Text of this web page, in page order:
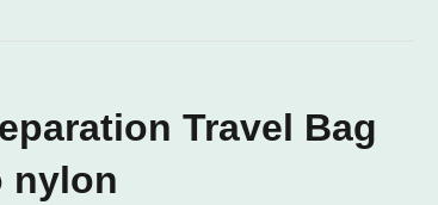
Travel Bag
nylon